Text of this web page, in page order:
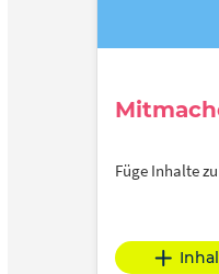
Füge Inhalte